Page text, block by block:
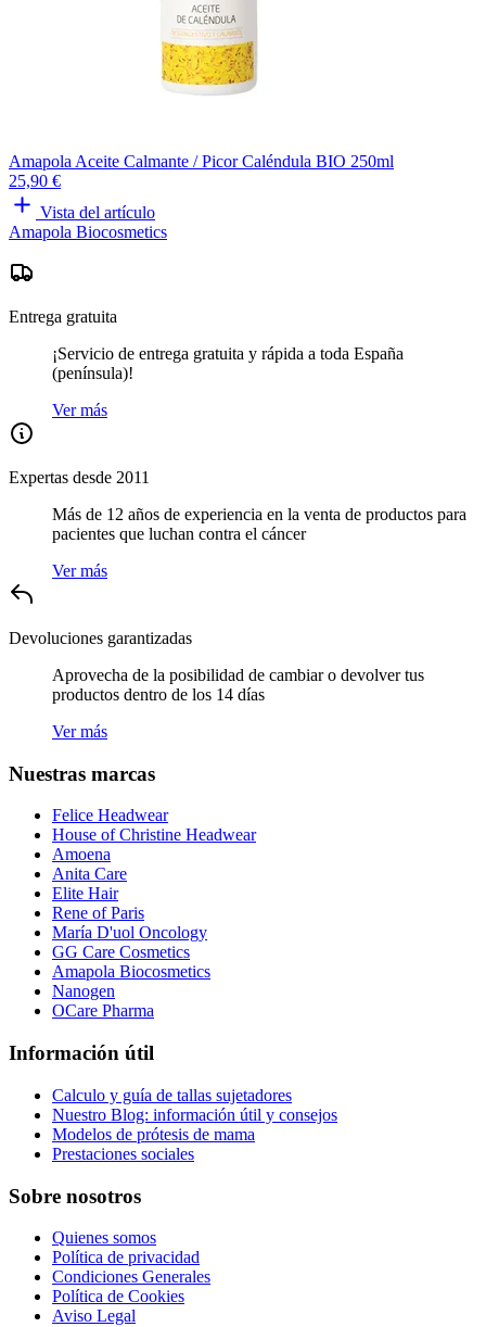
Amapola Aceite Calmante / Picor Caléndula BIO 250ml
25,90 €
Vista del artículo
Amapola Biocosmetics
Entrega gratuita
¡Servicio de entrega gratuita y rápida a toda España
(península)!
Ver más
Expertas desde 2011
Más de 12 años de experiencia en la venta de productos para
pacientes que luchan contra el cáncer
Ver más
Devoluciones garantizadas
Aprovecha de la posibilidad de cambiar o devolver tus
productos dentro de los 14 días
Ver más
Nuestras marcas
Felice Headwear
House of Christine Headwear
Amoena
Anita Care
Elite Hair
Rene of Paris
María D'uol Oncology
GG Care Cosmetics
Amapola Biocosmetics
Nanogen
OCare Pharma
Información útil
Calculo y guía de tallas sujetadores
Nuestro Blog: información útil y consejos
Modelos de prótesis de mama
Prestaciones sociales
Sobre nosotros
Quienes somos
Política de privacidad
Condiciones Generales
Política de Cookies
Aviso Legal